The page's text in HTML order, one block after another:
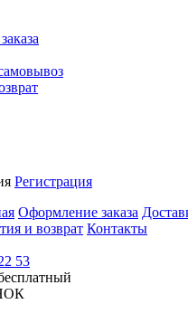
Регистрация
Оформление заказа
и возврат Контакты
53